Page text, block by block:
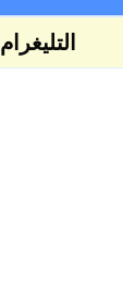
التليغرام